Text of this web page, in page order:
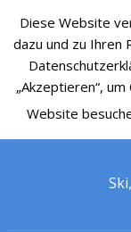
SKI-
Diese Website
dazu und zu Ihren
„Akzeptieren“,
Website